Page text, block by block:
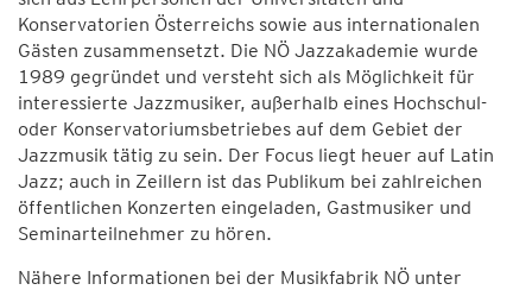
Konservatorien Österreichs sowie aus internationalen
Gästen zusammensetzt. Die NÖ Jazzakademie wurde
1989 gegründet und versteht sich als Möglichkeit für
interessierte Jazzmusiker, außerhalb eines Hochschul-
oder Konservatoriumsbetriebes auf dem Gebiet der
Jazzmusik tätig zu sein. Der Focus liegt heuer auf Latin
Jazz; auch in Zeillern ist das Publikum bei zahlreichen
öffentlichen Konzerten eingeladen, Gastmusiker und
Seminarteilnehmer zu hören.
Nähere Informationen bei der Musikfabrik NÖ unter